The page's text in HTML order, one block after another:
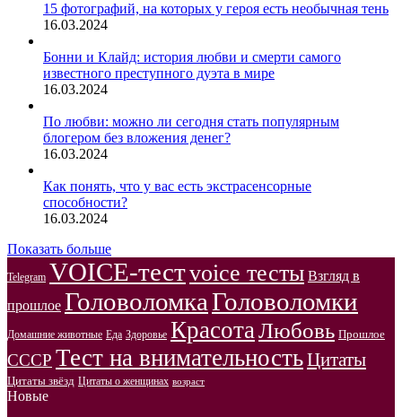
15 фотографий, на которых у героя есть необычная тень
16.03.2024
Бонни и Клайд: история любви и смерти самого
известного преступного дуэта в мире
16.03.2024
По любви: можно ли сегодня стать популярным
блогером без вложения денег?
16.03.2024
Как понять, что у вас есть экстрасенсорные
способности?
16.03.2024
Показать больше
Telegram VOICE-тестvoice тесты Взгляд в
прошлое ГоловоломкаГоловоломки
Домашние животные Еда Здоровье КрасотаЛюбовь Прошлое
СССР Тест на внимательностьЦитаты
Цитаты звёзд Цитаты о женщинах возраст
Новые